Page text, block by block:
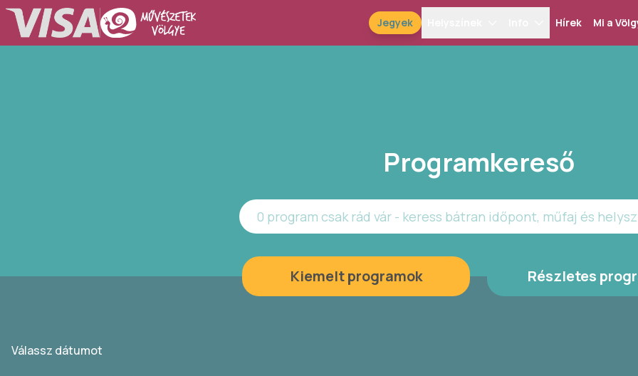
Jegyek Hírek Mi a
Programkereső
0 program csak rád vár - keress bátran időpont, műfaj és
Kiemelt programok Részletes
Válassz dátumot